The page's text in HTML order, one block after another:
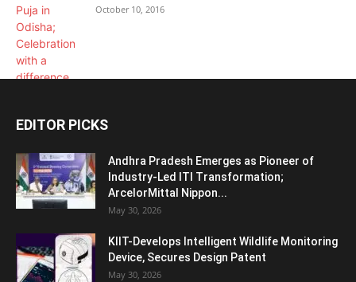
October 10, 2016
EDITOR PICKS
Andhra Pradesh Emerges as Pioneer of
Industry-Led ITI Transformation;
ArcelorMittal Nippon...
May 30, 2026
KIIT-Develops Intelligent Wildlife Monitoring
Device, Secures Design Patent
May 30, 2026